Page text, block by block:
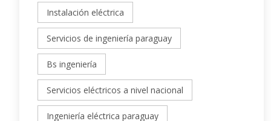
Instalación eléctrica
Servicios de ingeniería paraguay
Bs ingeniería
Servicios eléctricos a nivel nacional
Ingeniería eléctrica paraguay